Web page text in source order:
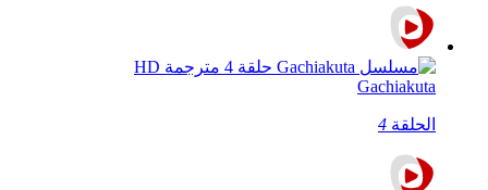
Gachiakuta
الحلقة 4